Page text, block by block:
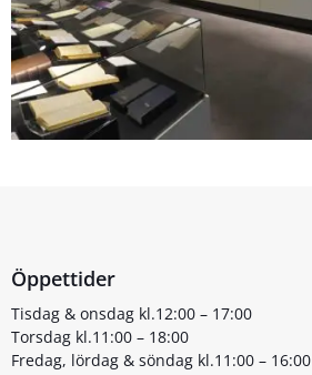
Öppettider
Tisdag & onsdag kl.12:00 – 17:00
Torsdag kl.11:00 – 18:00
Fredag, lördag & söndag kl.11:00 – 16:00